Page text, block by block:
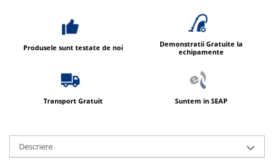
Produsele sunt testate de noi
Demonstratii Gratuite la
echipamente
Transport Gratuit Suntem in SEAP
Descriere